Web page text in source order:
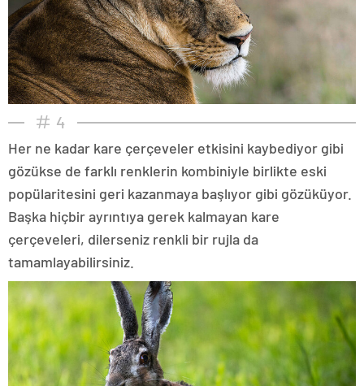
4
Her ne kadar kare çerçeveler etkisini kaybediyor gibi
gözükse de farklı renklerin kombiniyle birlikte eski
popülaritesini geri kazanmaya başlıyor gibi gözüküyor.
Başka hiçbir ayrıntıya gerek kalmayan kare
çerçeveleri, dilerseniz renkli bir rujla da
tamamlayabilirsiniz.